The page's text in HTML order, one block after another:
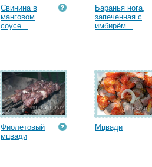
Свинина в
манговом
соусе...
Баранья нога,
запеченная с
имбирём...
Фиолетовый
мцвади
Мцвади